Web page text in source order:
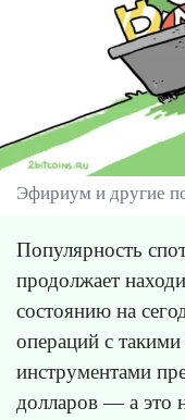
Эфириум и другие
Популярность
продолжает
состоянию на
операций с
инструментами
долларов — а это